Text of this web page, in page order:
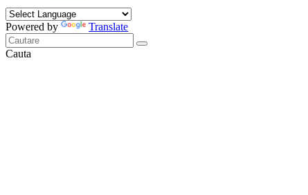
Powered by Translate
Cauta